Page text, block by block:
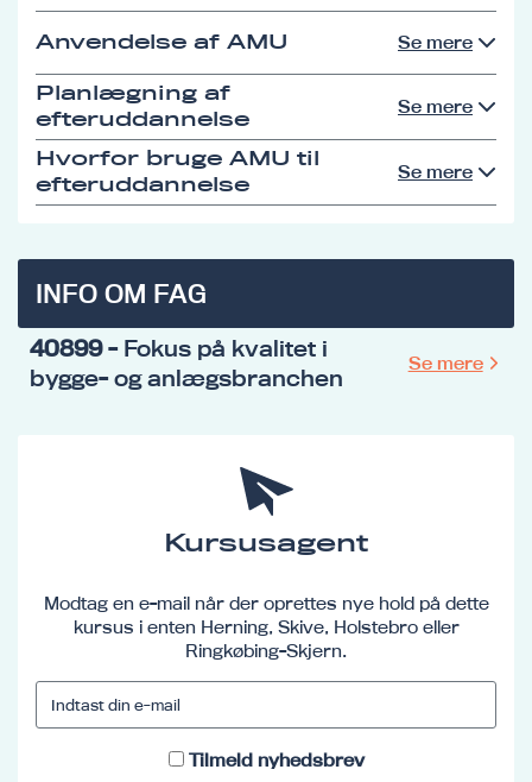
Anvendelse af AMU Se mere
Planlægning af
efteruddannelse
Se mere
Hvorfor bruge AMU til
efteruddannelse
Se mere
INFO OM FAG
40899- Fokus på kvalitet i
bygge- og anlægsbranchen
Se mere
Kursusagent
Modtag en e-mail når der oprettes nye hold på dette
kursus i enten Herning, Skive, Holstebro eller
Ringkøbing-Skjern.
Tilmeld nyhedsbrev